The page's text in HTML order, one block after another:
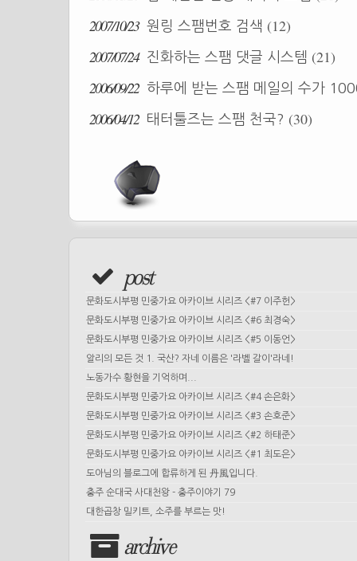
2007/10/23 원링 스팸번호 검색 (12)
2007/07/24
진화하는 스팸 댓글 시스템 (21)
2006/09/22
하루에 받는 스팸 메일의 수가
2006/04/12 태터툴즈는 스팸 천국? (30)
post
문화도시부평 민중가요 아카이브 시리즈 <#7 이주헌>
문화도시부평 민중가요 아카이브 시리즈 <#6 최경숙>
문화도시부평 민중가요 아카이브 시리즈 <#5 이동언>
알리의 모든 것 1. 국산? 자네 이름은 '라벨 갈이'라네!
노동가수 황현을 기억하며...
문화도시부평 민중가요 아카이브 시리즈 <#4 손은화>
문화도시부평 민중가요 아카이브 시리즈 <#3 손호준>
문화도시부평 민중가요 아카이브 시리즈 <#2 하태준>
문화도시부평 민중가요 아카이브 시리즈 <#1 최도은>
도아님의 블로그에 합류하게 된 丹風입니다.
충주 순대국 사대천왕 - 충주이야기 79
대한곱창 밀키트, 소주를 부르는 맛!
archive